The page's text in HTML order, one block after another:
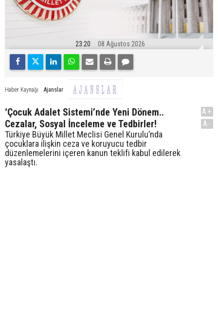
23:20 08 Ağustos 2026
Haber Kaynağı Ajanslar
‘Çocuk Adalet Sistemi’nde Yeni Dönem..
Cezalar, Sosyal İnceleme ve Tedbirler!
Türkiye Büyük Millet Meclisi Genel Kurulu’nda
çocuklara ilişkin ceza ve koruyucu tedbir
düzenlemelerini içeren kanun teklifi kabul edilerek
yasalaştı.
A+
A-